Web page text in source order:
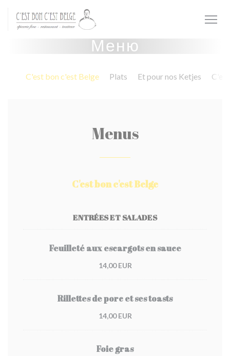
Панель управления cookies
Меню
C'est bon c'est Belge Plats Et pour nos Ketjes
Menus
C'est bon c'est Belge
ENTRÉES ET SALADES
Feuilleté aux escargots en sauce
14,00 EUR
Rillettes de porc et ses toasts
14,00 EUR
Foie gras